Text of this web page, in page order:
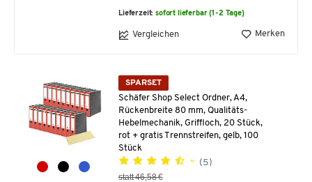
Lieferzeit:sofort lieferbar (1-2 Tage)
Vergleichen Merken
SPARSET
Schäfer Shop Select Ordner, A4,
Rückenbreite 80 mm, Qualitäts-
Hebelmechanik, Griffloch, 20 Stück,
rot + gratis Trennstreifen, gelb, 100
Stück
(5)
statt 46,58 €